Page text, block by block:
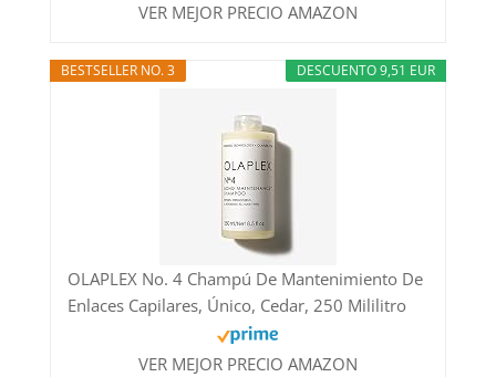
VER MEJOR PRECIO AMAZON
DESCUENTO 9,51 EUR
BESTSELLER NO. 3
OLAPLEX No. 4 Champú De Mantenimiento De
Enlaces Capilares, Único, Cedar, 250 Mililitro
VER MEJOR PRECIO AMAZON